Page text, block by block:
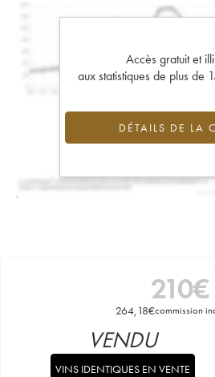
Accès gratuit et
aux statistiques de plus de
DÉTAILS DE LA
210€
264,18€commission
VENDU
VINS IDENTIQUES EN VENTE